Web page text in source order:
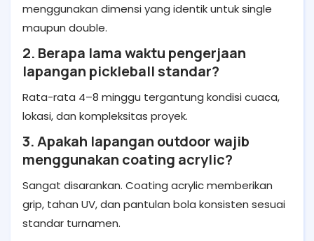
menggunakan dimensi yang identik untuk single
maupun double.
2. Berapa lama waktu pengerjaan
lapangan pickleball standar?
Rata-rata 4–8 minggu tergantung kondisi cuaca,
lokasi, dan kompleksitas proyek.
3. Apakah lapangan outdoor wajib
menggunakan coating acrylic?
Sangat disarankan. Coating acrylic memberikan
grip, tahan UV, dan pantulan bola konsisten sesuai
standar turnamen.